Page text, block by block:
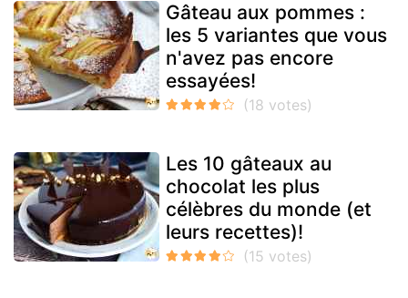
Gâteau aux pommes :
les 5 variantes que vous
n'avez pas encore
essayées!
Les 10 gâteaux au
chocolat les plus
célèbres du monde (et
leurs recettes)!